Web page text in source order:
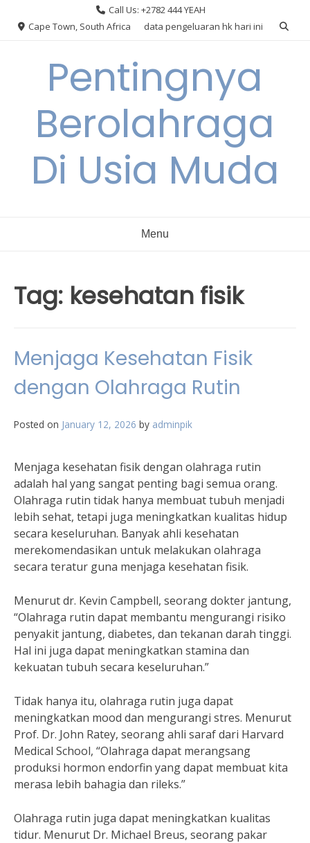
Call Us: +2782 444 YEAH
Cape Town, South Africa
data pengeluaran hk hari ini
Pentingnya
Berolahraga
Di Usia Muda
Menu
Tag: kesehatan fisik
Menjaga Kesehatan Fisik
dengan Olahraga Rutin
Posted on January 12, 2026 by adminpik
Menjaga kesehatan fisik dengan olahraga rutin
adalah hal yang sangat penting bagi semua orang.
Olahraga rutin tidak hanya membuat tubuh menjadi
lebih sehat, tetapi juga meningkatkan kualitas hidup
secara keseluruhan. Banyak ahli kesehatan
merekomendasikan untuk melakukan olahraga
secara teratur guna menjaga kesehatan fisik.
Menurut dr. Kevin Campbell, seorang dokter jantung,
“Olahraga rutin dapat membantu mengurangi risiko
penyakit jantung, diabetes, dan tekanan darah tinggi.
Hal ini juga dapat meningkatkan stamina dan
kekuatan tubuh secara keseluruhan.”
Tidak hanya itu, olahraga rutin juga dapat
meningkatkan mood dan mengurangi stres. Menurut
Prof. Dr. John Ratey, seorang ahli saraf dari Harvard
Medical School, “Olahraga dapat merangsang
produksi hormon endorfin yang dapat membuat kita
merasa lebih bahagia dan rileks.”
Olahraga rutin juga dapat meningkatkan kualitas
tidur. Menurut Dr. Michael Breus, seorang pakar